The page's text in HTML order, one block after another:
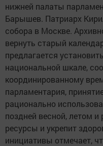
нижней палаты
Барышев. Патриарх
собора в Москве.
вернуть старый
предлагается
национальной шкале,
координированному
парламентария,
рационально
поздней весной, летом
ресурсы и укрепит
инициативы отмечает,